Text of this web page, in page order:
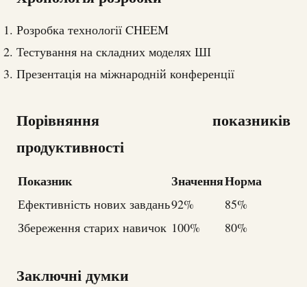
Розробка технології CHEEM
Тестування на складних моделях ШІ
Презентація на міжнародній конференції
Порівняння показників
продуктивності
Показник ЗначенняНорма
Ефективність нових завдань92%
85%
Збереження старих навичок 100% 80%
Заключні думки